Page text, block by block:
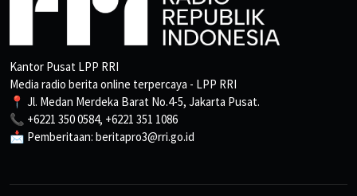
Kantor Pusat LPP RRI
Media radio berita online terpercaya - LPP RRI
📍 Jl. Medan Merdeka Barat No.4-5, Jakarta Pusat.
📞 +6221 350 0584, +6221 351 1086
📩 Pemberitaan: beritapro3@rri.go.id